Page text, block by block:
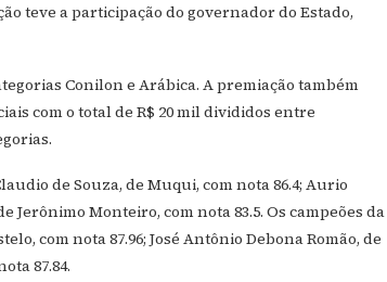
teve a participação do governador do Estado,
Conilon e Arábica. A premiação também
com o total de R$ 20 mil divididos entre
de Souza, de Muqui, com nota 86.4; Aurio
Jerônimo Monteiro, com nota 83.5. Os campeões da
com nota 87.96; José Antônio Debona Romão, de
87.84.